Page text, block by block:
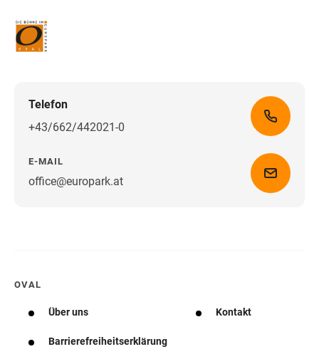
Telefon
+43/662/442021-0
E-MAIL
office@europark.atWegbeschreibung erhalten
OVAL
Über uns Kontakt
Barrierefreiheitserklärung